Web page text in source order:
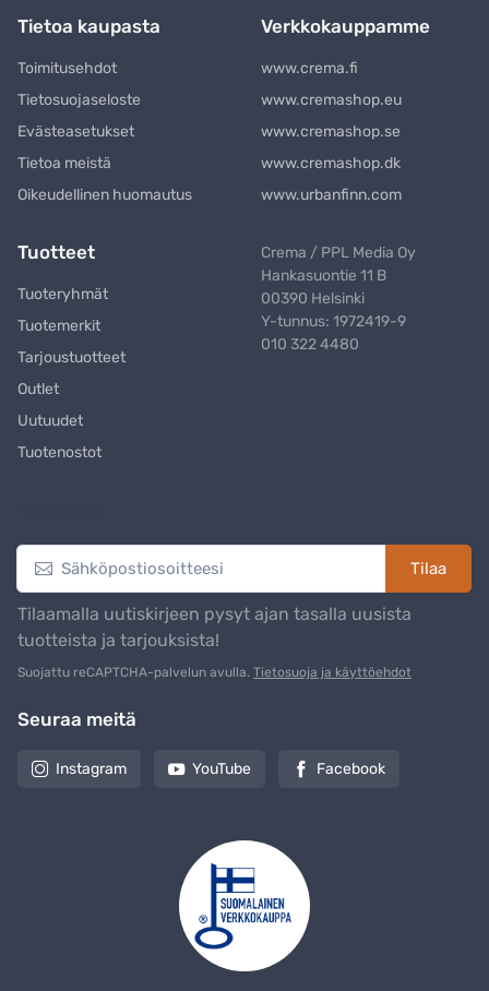
Tietoa kaupasta
Toimitusehdot
Tietosuojaseloste
Evästeasetukset
Tietoa meistä
Oikeudellinen huomautus
Verkkokauppamme
www.crema.fi
www.cremashop.eu
www.cremashop.se
www.cremashop.dk
www.urbanfinn.com
Tuotteet
Tuoteryhmät
Tuotemerkit
Tarjoustuotteet
Outlet
Uutuudet
Tuotenostot
Crema / PPL Media Oy
Hankasuontie 11 B
00390 Helsinki
Y-tunnus: 1972419-9
010 322 4480
Tilaa
Tilaamalla uutiskirjeen pysyt ajan tasalla uusista
tuotteista ja tarjouksista!
Suojattu reCAPTCHA-palvelun avulla. Tietosuoja ja käyttöehdot
Seuraa meitä
Instagram YouTube Facebook